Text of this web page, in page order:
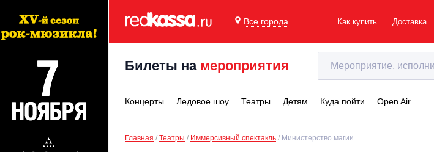
Все города Как купить Доставка
Билеты на мероприятия
Концерты Ледовое шоу Театры Детям Куда пойти Open Air
Главная Театры Иммерсивный спектакль Министерство магии